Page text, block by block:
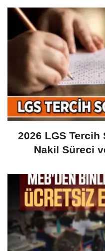
2026 LGS Tercih
Nakil Süreci